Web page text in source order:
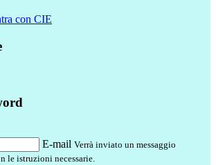
con CIE
E-mail Verrà inviato un messaggio
le istruzioni necessarie.